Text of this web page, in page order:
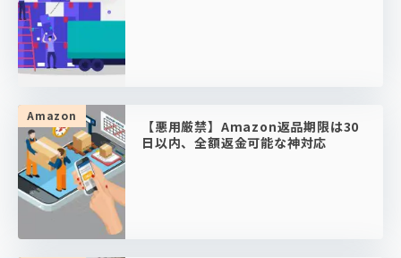
Amazon
【悪用厳禁】Amazon返品期限は30
日以内、全額返金可能な神対応